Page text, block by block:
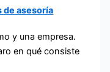
de asesoría
y una empresa.
en qué consiste